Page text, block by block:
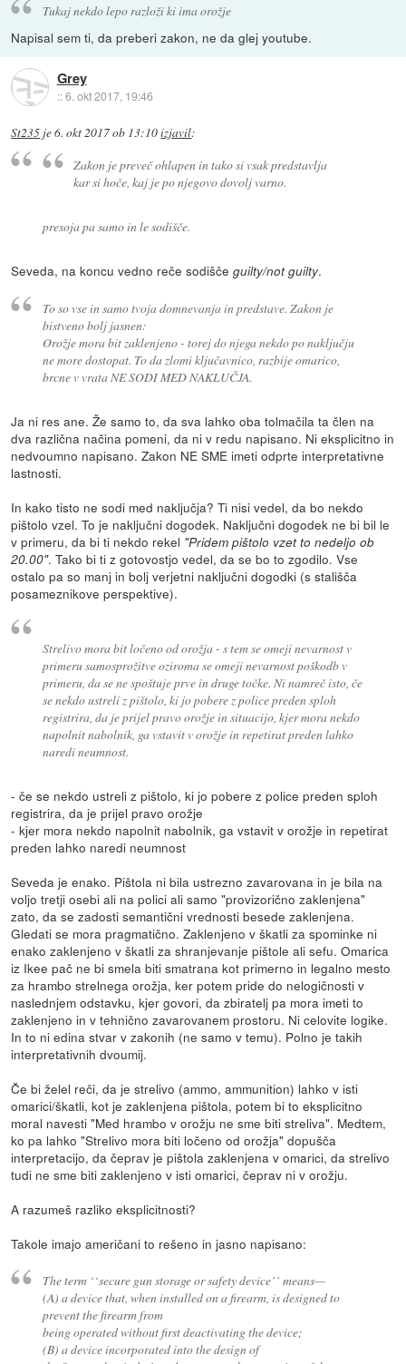
Tukaj nekdo lepo razloži ki ima orožje
Napisal sem ti, da preberi zakon, ne da glej youtube.
Grey
::6. okt 2017, 19:46
St235 je6. okt 2017 ob 13:10izjavil:
Zakon je preveč ohlapen in tako si vsak predstavlja
kar si hoče, kaj je po njegovo dovolj varno.
presoja pa samo in le sodišče.
Seveda, na koncu vedno reče sodiščeguilty/not guilty.
To so vse in samo tvoja domnevanja in predstave. Zakon je
bistveno bolj jasnen:
Orožje mora bit zaklenjeno - torej do njega nekdo po naključju
ne more dostopat. To da zlomi ključavnico, razbije omarico,
brcne v vrata NE SODI MED NAKLUČJA.
Ja ni res ane. Že samo to, da sva lahko oba tolmačila ta člen na
dva različna načina pomeni, da ni v redu napisano. Ni eksplicitno in
nedvoumno napisano. Zakon NE SME imeti odprte interpretativne
lastnosti.
In kako tisto ne sodi med naključja? Ti nisi vedel, da bo nekdo
pištolo vzel. To je naključni dogodek. Naključni dogodek ne bi bil le
v primeru, da bi ti nekdo rekel "Pridem pištolo vzet to nedeljo ob
20.00". Tako bi ti z gotovostjo vedel, da se bo to zgodilo. Vse
ostalo pa so manj in bolj verjetni naključni dogodki (s stališča
posameznikove perspektive).
Strelivo mora bit ločeno od orožja - s tem se omeji nevarnost v
primeru samosprožitve oziroma se omeji nevarnost poškodb v
primeru, da se ne spoštuje prve in druge točke. Ni namreč isto, če
se nekdo ustreli z pištolo, ki jo pobere z police preden sploh
registrira, da je prijel pravo orožje in situacijo, kjer mora nekdo
napolnit nabolnik, ga vstavit v orožje in repetirat preden lahko
naredi neumnost.
- če se nekdo ustreli z pištolo, ki jo pobere z police preden sploh
registrira, da je prijel pravo orožje
- kjer mora nekdo napolnit nabolnik, ga vstavit v orožje in repetirat
preden lahko naredi neumnost
Seveda je enako. Pištola ni bila ustrezno zavarovana in je bila na
voljo tretji osebi ali na polici ali samo "provizorično zaklenjena"
zato, da se zadosti semantični vrednosti besede zaklenjena.
Gledati se mora pragmatično. Zaklenjeno v škatli za spominke ni
enako zaklenjeno v škatli za shranjevanje pištole ali sefu. Omarica
iz Ikee pač ne bi smela biti smatrana kot primerno in legalno mesto
za hrambo strelnega orožja, ker potem pride do nelogičnosti v
naslednjem odstavku, kjer govori, da zbiratelj pa mora imeti to
zaklenjeno in v tehnično zavarovanem prostoru. Ni celovite logike.
In to ni edina stvar v zakonih (ne samo v temu). Polno je takih
interpretativnih dvoumij.
Če bi želel reči, da je strelivo (ammo, ammunition) lahko v isti
omarici/škatli, kot je zaklenjena pištola, potem bi to eksplicitno
moral navesti "Med hrambo v orožju ne sme biti streliva". Medtem,
ko pa lahko "Strelivo mora biti ločeno od orožja" dopušča
interpretacijo, da čeprav je pištola zaklenjena v omarici, da strelivo
tudi ne sme biti zaklenjeno v isti omarici, čeprav ni v orožju.
A razumeš razliko eksplicitnosti?
Takole imajo američani to rešeno in jasno napisano:
The term ‘‘secure gun storage or safety device’’ means—
(A) a device that, when installed on a firearm, is designed to
prevent the firearm from
being operated without first deactivating the device;
(B) a device incorporated into the design of